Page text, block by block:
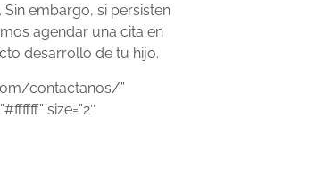
embargo, si persisten
agendar una cita en
desarrollo de tu hijo.
contactanos/”
size=”2″